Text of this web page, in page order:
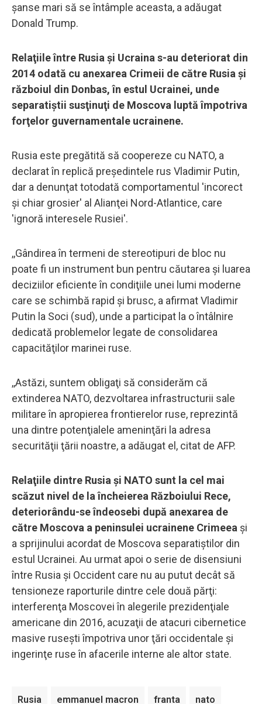
şanse mari să se întâmple aceasta, a adăugat
Donald Trump.
Relaţiile între Rusia şi Ucraina s-au deteriorat din
2014 odată cu anexarea Crimeii de către Rusia şi
războiul din Donbas, în estul Ucrainei, unde
separatiştii susţinuţi de Moscova luptă împotriva
forţelor guvernamentale ucrainene.
Rusia este pregătită să coopereze cu NATO, a
declarat în replică preşedintele rus Vladimir Putin,
dar a denunţat totodată comportamentul 'incorect
şi chiar grosier' al Alianţei Nord-Atlantice, care
'ignoră interesele Rusiei'.
,,Gândirea în termeni de stereotipuri de bloc nu
poate fi un instrument bun pentru căutarea şi luarea
deciziilor eficiente în condiţiile unei lumi moderne
care se schimbă rapid şi brusc, a afirmat Vladimir
Putin la Soci (sud), unde a participat la o întâlnire
dedicată problemelor legate de consolidarea
capacităţilor marinei ruse.
,,Astăzi, suntem obligaţi să considerăm că
extinderea NATO, dezvoltarea infrastructurii sale
militare în apropierea frontierelor ruse, reprezintă
una dintre potenţialele ameninţări la adresa
securităţii ţării noastre, a adăugat el, citat de AFP.
Relaţiile dintre Rusia şi NATO sunt la cel mai
scăzut nivel de la încheierea Războiului Rece,
deteriorându-se îndeosebi după anexarea de
către Moscova a peninsulei ucrainene Crimeea şi
a sprijinului acordat de Moscova separatiştilor din
estul Ucrainei. Au urmat apoi o serie de disensiuni
între Rusia şi Occident care nu au putut decât să
tensioneze raporturile dintre cele două părţi:
interferenţa Moscovei în alegerile prezidenţiale
americane din 2016, acuzaţii de atacuri cibernetice
masive ruseşti împotriva unor ţări occidentale şi
ingerinţe ruse în afacerile interne ale altor state.
Rusia emmanuel macron franta nato